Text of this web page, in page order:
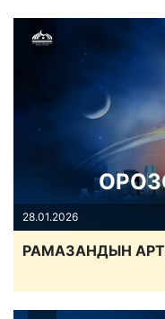
28.01.2026
РАМАЗАНДЫН